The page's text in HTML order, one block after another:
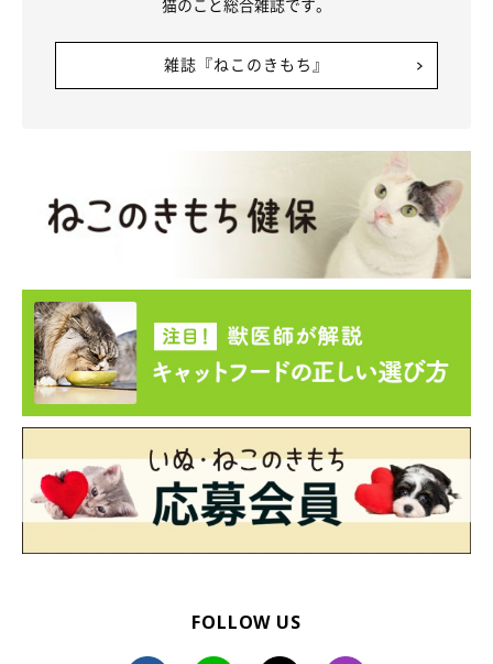
猫のこと総合雑誌です。
雑誌『ねこのきもち』
FOLLOW US